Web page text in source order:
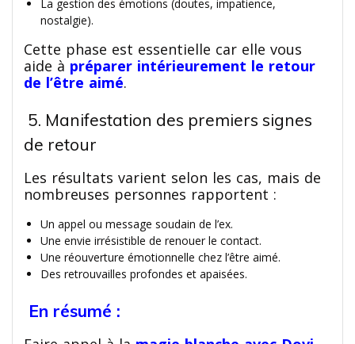
La gestion des émotions (doutes, impatience,
nostalgie).
Cette phase est essentielle car elle vous
aide à préparer intérieurement le retour
de l’être aimé.
5. Manifestation des premiers signes
de retour
Les résultats varient selon les cas, mais de
nombreuses personnes rapportent :
Un appel ou message soudain de l’ex.
Une envie irrésistible de renouer le contact.
Une réouverture émotionnelle chez l’être aimé.
Des retrouvailles profondes et apaisées.
En résumé :